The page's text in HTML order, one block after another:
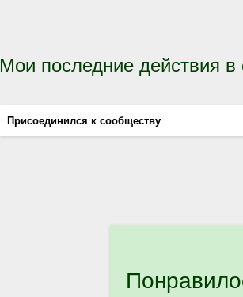
Мои последние действия
Присоединился к сообществу